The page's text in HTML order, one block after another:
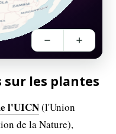
sur les plantes
l'UICN(l'Union
de la Nature),